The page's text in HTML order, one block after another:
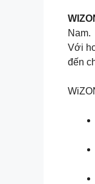
Nam.
Với
đến